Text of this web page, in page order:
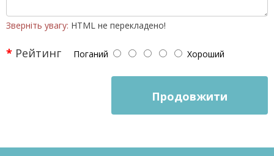
Зверніть увагу: HTML не перекладено!
Рейтинг Поганий Хороший
Продовжити